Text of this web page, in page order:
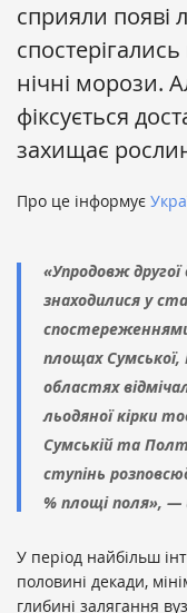
сприяли появі
нічні морози.
фіксується
захищає
Про це інформує
«Упродовж
знаходилися у
площах Сумської,
областях
льодяної кірки
Сумській та
ступінь
% площі поля», —
У період найбільш
половині декади,
глибині залягання